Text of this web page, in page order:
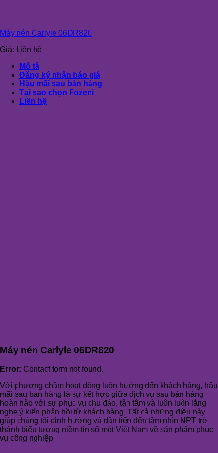
Máy nén Carlyle 06DR820
Giá: Liên hệ
Mô tả
Đăng ký nhận báo giá
Hậu mãi sau bán hàng
Tại sao chọn Fozeni
Liên hệ
Máy nén Carlyle 06DR820
Error: Contact form not found.
Với phương châm hoạt động luôn hướng đến khách hàng, hậu
mãi sau bán hàng là sự kết hợp giữa dịch vụ sau bán hàng
hoàn hảo với sự phục vụ chu đáo, tận tâm và luôn luôn lắng
nghe ý kiến phản hồi từ khách hàng. Tất cả những điều này
giúp chúng tôi định hướng và dần tiến đến tầm nhìn NPT trở
thành biểu tượng niềm tin số một Việt Nam về sản phẩm phục
vụ công nghiệp.